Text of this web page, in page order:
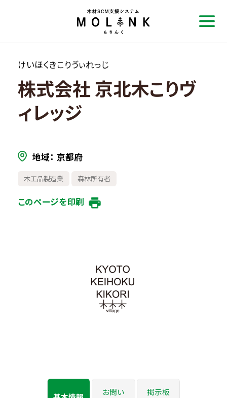
けいほくきこりゔぃれっじ
株式会社 京北木こりヴ
ィレッジ
地域 京都府
木工品製造業 森林所有者
このページを印刷
お問い
掲示板